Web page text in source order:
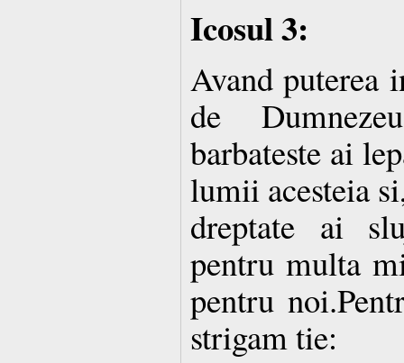
Icosul 3:
Avand puterea
de
barbateste ai
lumii acesteia
dreptate ai
pentru multa
pentru
strigam tie: